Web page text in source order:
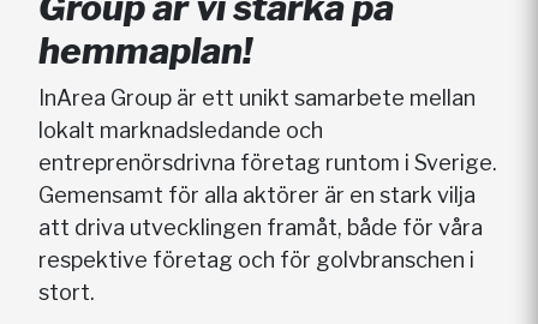
hemmaplan!
InArea Group är ett unikt samarbete mellan
lokalt marknadsledande och
entreprenörsdrivna företag runtom i Sverige.
Gemensamt för alla aktörer är en stark vilja
att driva utvecklingen framåt, både för våra
respektive företag och för golvbranschen i
stort.